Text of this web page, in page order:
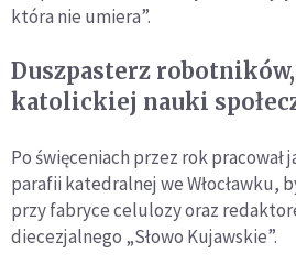
która nie umiera”.
Duszpasterz
katolickiej nauki
Po święceniach przez rok pracował
parafii katedralnej we Włocławku,
przy fabryce celulozy oraz
diecezjalnego „Słowo Kujawskie”.